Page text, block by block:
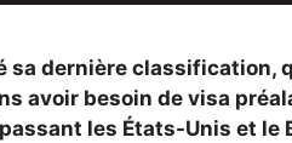
sa dernière classification,
avoir besoin de visa
les États-Unis et le